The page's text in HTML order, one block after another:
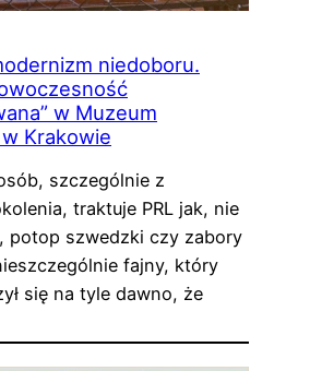
niedoboru.
w Muzeum
Krakowie
szczególnie z
traktuje PRL jak, nie
potop szwedzki czy zabory
fajny, który
się na tyle dawno, że